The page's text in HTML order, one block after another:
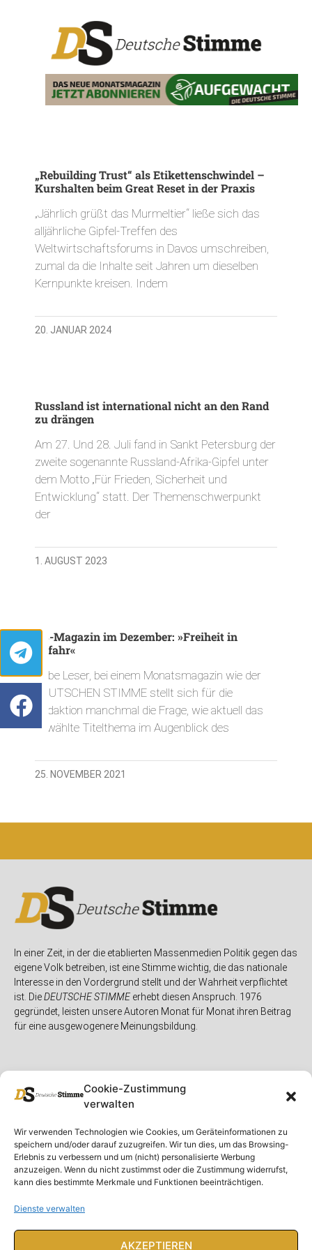
Cookie-Zustimmung
verwalten
Wir verwenden Technologien wie Cookies, um Geräteinformationen zu
speichern und/oder darauf zuzugreifen. Wir tun dies, um das Browsing-
Erlebnis zu verbessern und um (nicht) personalisierte Werbung
anzuzeigen. Wenn du nicht zustimmst oder die Zustimmung widerrufst,
kann dies bestimmte Merkmale und Funktionen beeinträchtigen.
Dienste verwalten
AKZEPTIEREN
„Rebuilding Trust“ als Etikettenschwindel –
Kurshalten beim Great Reset in der Praxis
„Jährlich grüßt das Murmeltier“ ließe sich das
alljährliche Gipfel-Treffen des
Weltwirtschaftsforums in Davos umschreiben,
zumal da die Inhalte seit Jahren um dieselben
Kernpunkte kreisen. Indem
20. JANUAR 2024
Russland ist international nicht an den Rand
zu drängen
Am 27. Und 28. Juli fand in Sankt Petersburg der
zweite sogenannte Russland-Afrika-Gipfel unter
dem Motto „Für Frieden, Sicherheit und
Entwicklung“ statt. Der Themenschwerpunkt
der
1. AUGUST 2023
DS-Magazin im Dezember: »Freiheit in
Gefahr«
Liebe Leser, bei einem Monatsmagazin wie der
DEUTSCHEN STIMME stellt sich für die
Redaktion manchmal die Frage, wie aktuell das
gewählte Titelthema im Augenblick des
25. NOVEMBER 2021
In einer Zeit, in der die etablierten Massenmedien Politik gegen das
eigene Volk betreiben, ist eine Stimme wichtig, die das nationale
Interesse in den Vordergrund stellt und der Wahrheit verpflichtet
ist. DieDEUTSCHE STIMMEerhebt diesen Anspruch. 1976
gegründet, leisten unsere Autoren Monat für Monat ihren Beitrag
für eine ausgewogenere Meinungsbildung.
Unser Magazin
Spenden
Ausgaben
Abonnieren
Rubriken
Deutschland
Ausland
Feuilleton
Rechtliches
Rechtliche Hinweise
Impressum
Datenschutzerklärung